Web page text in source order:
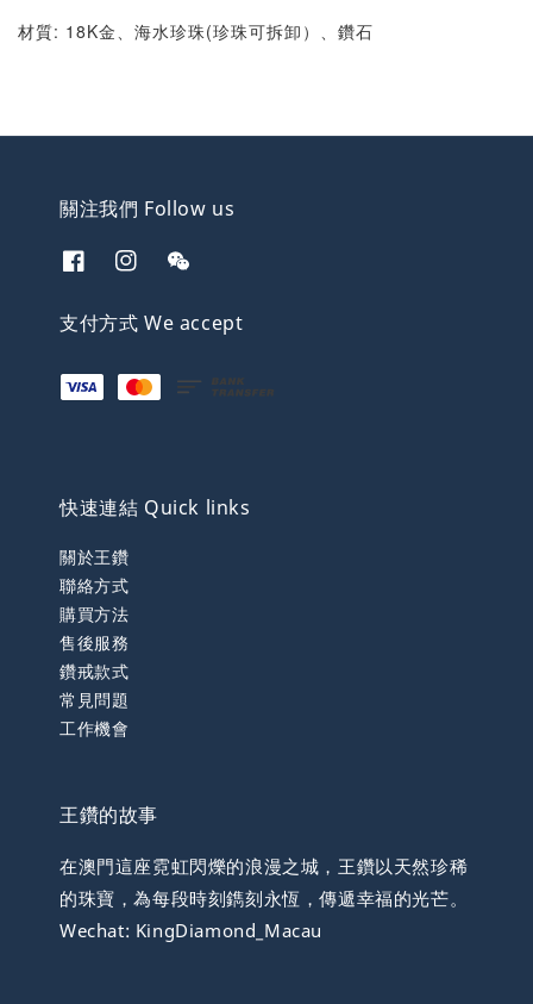
材質: 18K金、海水珍珠(珍珠可拆卸）、鑽石
關注我們 Follow us
支付方式 We accept
快速連結 Quick links
關於王鑽
聯絡方式
購買方法
售後服務
鑽戒款式
常見問題
工作機會
王鑽的故事
在澳門這座霓虹閃爍的浪漫之城，王鑽以天然珍稀
的珠寶，為每段時刻鐫刻永恆，傳遞幸福的光芒。
Wechat: KingDiamond_Macau